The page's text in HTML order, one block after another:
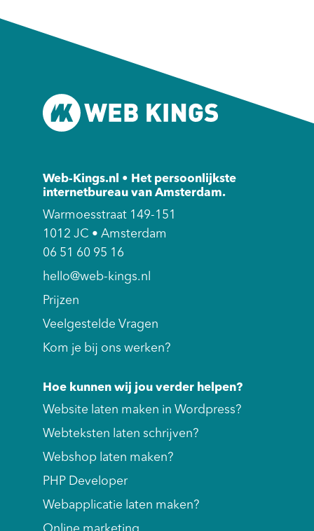
Web-Kings.nl • Het persoonlijkste
internetbureau van Amsterdam.
Warmoesstraat 149-151
1012 JC • Amsterdam
06 51 60 95 16
hello@web-kings.nl
Prijzen
Veelgestelde Vragen
Kom je bij ons werken?
Hoe kunnen wij jou verder helpen?
Website laten maken in Wordpress?
Webteksten laten schrijven?
Webshop laten maken?
PHP Developer
Webapplicatie laten maken?